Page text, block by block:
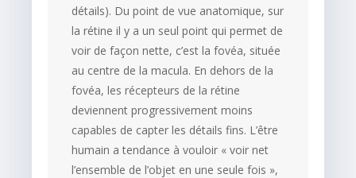
détails). Du point de vue anatomique, sur
la rétine il y a un seul point qui permet de
voir de façon nette, c’est la fovéa, située
au centre de la macula. En dehors de la
fovéa, les récepteurs de la rétine
deviennent progressivement moins
capables de capter les détails fins. L’être
humain a tendance à vouloir « voir net
l’ensemble de l’objet en une seule fois »,